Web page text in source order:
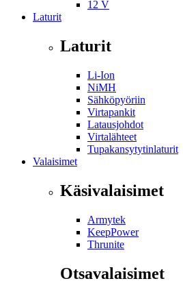
12 V
Laturit
Laturit
Li-Ion
NiMH
Sähköpyöriin
Virtapankit
Latausjohdot
Virtalähteet
Tupakansytytinlaturit
Valaisimet
Käsivalaisimet
Armytek
KeepPower
Thrunite
Otsavalaisimet